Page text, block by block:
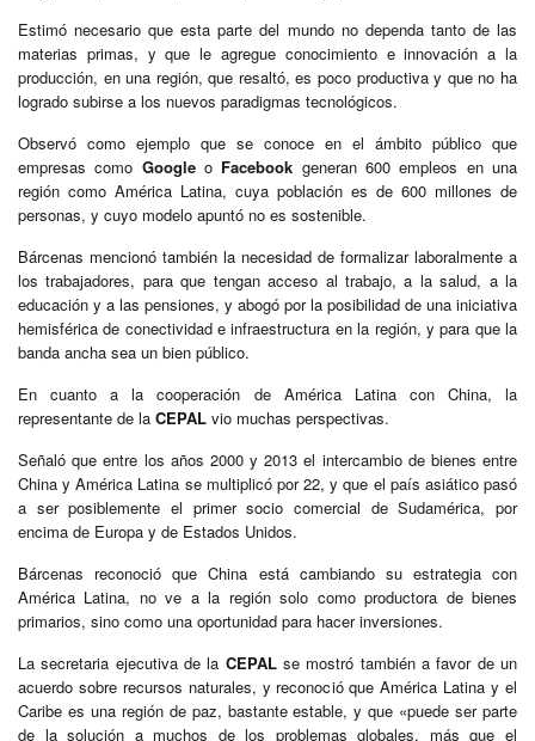
Estimó necesario que esta parte del mundo no dependa tanto de las
materias primas, y que le agregue conocimiento e innovación a la
producción, en una región, que resaltó, es poco productiva y que no ha
logrado subirse a los nuevos paradigmas tecnológicos.
Observó como ejemplo que se conoce en el ámbito público que
empresas como Googleo Facebook generan 600 empleos en una
región como América Latina, cuya población es de 600 millones de
personas, y cuyo modelo apuntó no es sostenible.
Bárcenas mencionó también la necesidad de formalizar laboralmente a
los trabajadores, para que tengan acceso al trabajo, a la salud, a la
educación y a las pensiones, y abogó por la posibilidad de una iniciativa
hemisférica de conectividad e infraestructura en la región, y para que la
banda ancha sea un bien público.
En cuanto a la cooperación de América Latina con China, la
representante de la CEPAL vio muchas perspectivas.
Señaló que entre los años 2000 y 2013 el intercambio de bienes entre
China y América Latina se multiplicó por 22, y que el país asiático pasó
a ser posiblemente el primer socio comercial de Sudamérica, por
encima de Europa y de Estados Unidos.
Bárcenas reconoció que China está cambiando su estrategia con
América Latina, no ve a la región solo como productora de bienes
primarios, sino como una oportunidad para hacer inversiones.
La secretaria ejecutiva de la CEPALse mostró también a favor de un
acuerdo sobre recursos naturales, y reconoció que América Latina y el
Caribe es una región de paz, bastante estable, y que «puede ser parte
de la solución a muchos de los problemas globales, más que el